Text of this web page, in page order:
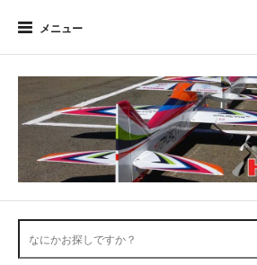
メニュー